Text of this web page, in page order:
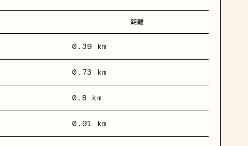
距離
0.39 km
0.73 km
0.8 km
0.91 km